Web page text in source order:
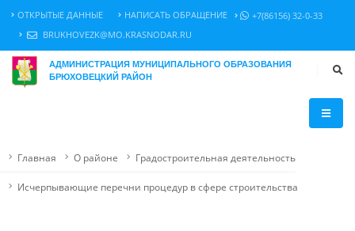
ОТКРЫТЫЕ ДАННЫЕ НАПИСАТЬ ОБРАЩЕНИЕ
+7(86156) 32-0-33
BRUKHOVEZK@MO.KRASNODAR.RU
АДМИНИСТРАЦИЯ МУНИЦИПАЛЬНОГО ОБРАЗОВАНИЯ
БРЮХОВЕЦКИЙ РАЙОН
Главная О районе Градостроительная деятельность
Исчерпывающие перечни процедур в сфере строительства